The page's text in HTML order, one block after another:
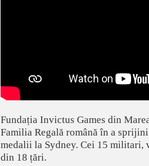
Fundația Invictus Games din
Familia Regală română în a
medalii la Sydney. Cei 15 militari,
din 18 țări.